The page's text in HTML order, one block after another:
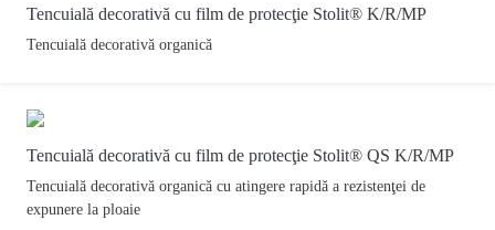
Tencuială decorativă cu film de protecţie Stolit® K/R/MP
Tencuială decorativă organică
Tencuială decorativă cu film de protecţie Stolit® QS K/R/MP
Tencuială decorativă organică cu atingere rapidă a rezistenţei de
expunere la ploaie